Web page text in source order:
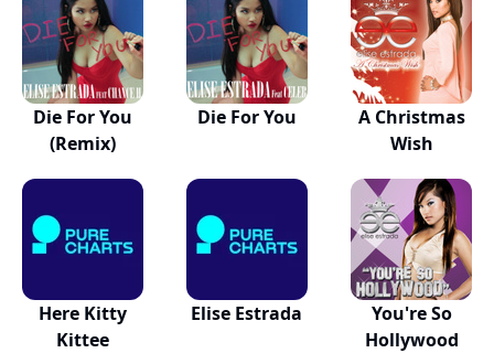
Die For You
(Remix)
Die For You
A Christmas
Wish
Here Kitty
Kittee
Elise Estrada
You're So
Hollywood